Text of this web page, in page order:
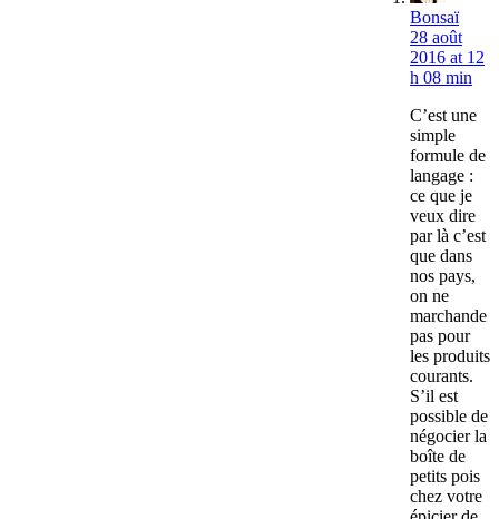
Bonsaï
28 août
2016 at 12
h 08 min
C’est une
simple
formule de
langage :
ce que je
veux dire
par là c’est
que dans
nos pays,
on ne
marchande
pas pour
les produits
courants.
S’il est
possible de
négocier la
boîte de
petits pois
chez votre